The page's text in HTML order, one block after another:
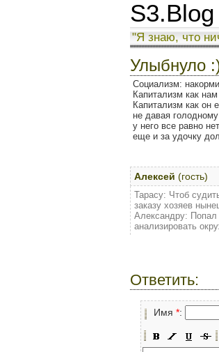
S3.Blog
"Я знаю, что
Улыбнуло
Социализм:
Капитализм как
Капитализм как он
не давая
у него все равно
еще и за удочку
Алексей (гость)
Тарасу: Чтоб
заказу хозяев
Александру:
анализировать
Ответить:
Имя *: